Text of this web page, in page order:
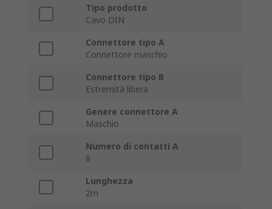
Tipo prodotto
Cavo DIN
Connettore tipo A
Connettore maschio
Connettore tipo B
Estremità libera
Genere connettore A
Maschio
Numero di contatti A
8
Lunghezza
2m